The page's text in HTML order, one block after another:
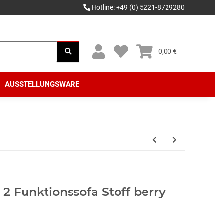
Hotline: +49 (0) 5221-8729280
0,00 €
AUSSTELLUNGSWARE
2 Funktionssofa Stoff berry